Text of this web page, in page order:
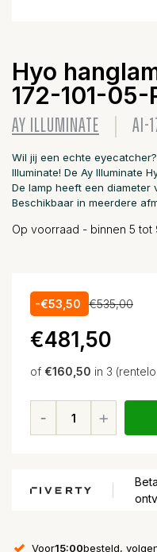
Hyo
172-101-05-
AY ILLUMINATE AI-
Wil jij een echte
Illuminate! De Ay Illuminate
De lamp heeft een diameter
Beschikbaar in meerdere
Op voorraad - binnen 5
-€53,50 €535,00
€481,50
of €160,50 in 3
Voor15:00besteld,